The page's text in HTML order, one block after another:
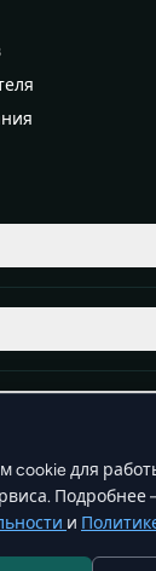
УНП
info@doit.by
cookie для
Подробнее
и